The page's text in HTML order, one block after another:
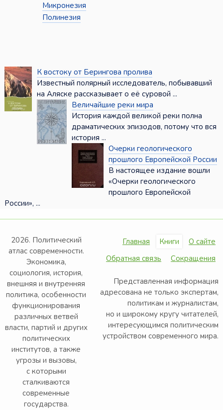
Микронезия
Полинезия
К востоку от Берингова пролива
Известный полярный исследователь, побывавший
на Аляске рассказывает о её суровой ...
Величайшие реки мира
История каждой великой реки полна
драматических эпизодов, потому что вся
история ...
Очерки геологического
прошлого Европейской России
В настоящее издание вошли
«Очерки геологического
прошлого Европейской
России», ...
2026. Политический
атлас современности.
Экономика,
социология, история,
внешняя и внутренняя
политика, особенности
функционирования
различных ветвей
власти, партий и других
политических
институтов, а также
угрозы и вызовы,
с которыми
сталкиваются
современные
государства.
Главная Книги
О сайте
Обратная связь
Сокращения
Представленная информация
адресована не только экспертам,
политикам и журналистам,
но и широкому кругу читателей,
интересующимся политическим
устройством современного мира.